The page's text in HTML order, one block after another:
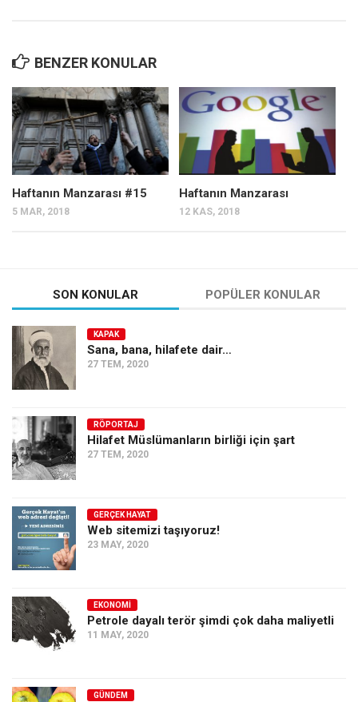
BENZER KONULAR
Haftanın Manzarası #15
5 MAR, 2018
Haftanın Manzarası
12 KAS, 2018
SON KONULAR POPÜLER KONULAR
KAPAK
Sana, bana, hilafete dair…
27 TEM, 2020
RÖPORTAJ
Hilafet Müslümanların birliği için şart
27 TEM, 2020
GERÇEK HAYAT
Web sitemizi taşıyoruz!
23 MAY, 2020
EKONOMI
Petrole dayalı terör şimdi çok daha maliyetli
11 MAY, 2020
GÜNDEM